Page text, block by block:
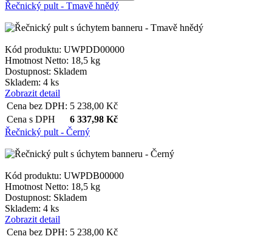
Řečnický pult - Tmavě hnědý
Kód produktu: UWPDD00000
Hmotnost Netto: 18,5 kg
Dostupnost: Skladem
Skladem: 4 ks
Zobrazit detail
Cena bez DPH: 5 238,00 Kč
Cena s DPH
6 337,98 Kč
Řečnický pult - Černý
Kód produktu: UWPDB00000
Hmotnost Netto: 18,5 kg
Dostupnost: Skladem
Skladem: 4 ks
Zobrazit detail
Cena bez DPH: 5 238,00 Kč